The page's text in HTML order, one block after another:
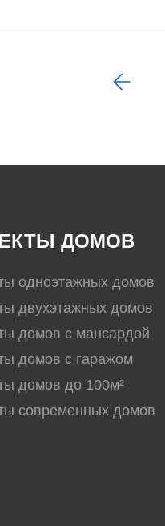
ДОМОВ
одноэтажных домов
двухэтажных домов
домов с мансардой
домов с гаражом
домов до 100м²
современных домов